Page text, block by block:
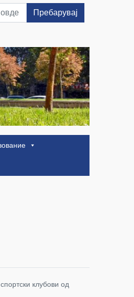
Пребарувај
клубови од